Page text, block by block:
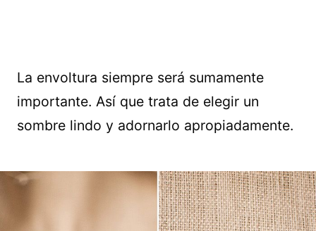
La envoltura siempre será sumamente
importante. Así que trata de elegir un
sombre lindo y adornarlo apropiadamente.